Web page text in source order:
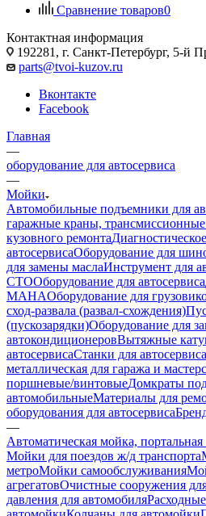
Сравнение товаров0
Контактная информация
192281, г. Санкт-Петербург, 5-й
parts@tvoi-kuzov.ru
Вконтакте
Facebook
Главная
—
оборудование для автосервиса
—
Мойки
Автомобильные подъемники для
гаражные краны,
кузовного ремонта
автосервисаОборудование для
для замены маслаИнструмент для
СТООборудование для автосервиса
MAHAОборудование для
сход-развала (развал-схождения)
(пускозарядки)Оборудование для
автокондиционеровВытяжные
автосервисаСтанки для автосервиса
металлическая для гаража и
поршневые/винтовыеДомкраты
автомобильныеМатериалы для
оборудования для автосервиса
—
Автоматическая мойка,
Мойки для поездов ж/д транспорта
метроМойки самообслуживания
агрегатовОчистные сооружения
давления для автомобиля